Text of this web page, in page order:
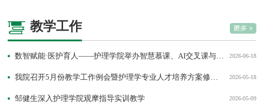
教学工作
2026-06-18
数智赋能·医护育人——护理学院举办智慧慕课、AI交叉课与微专业建设实践专题讲座
2026-05-18
我院召开5月份教学工作例会暨护理学专业人才培养方案修订会
2026-05-09
邹健生深入护理学院观摩指导实训教学